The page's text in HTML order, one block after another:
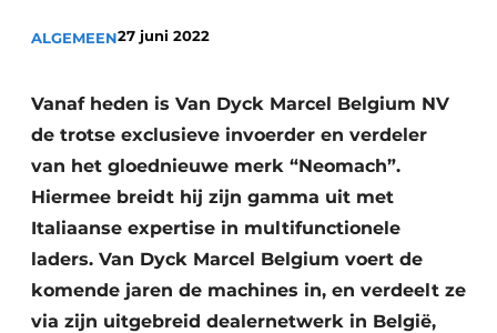
Video’s
ALGEMEEN27 juni 2022
Vanaf heden is Van Dyck Marcel Belgium NV
de trotse exclusieve invoerder en verdeler
van het gloednieuwe merk “Neomach”.
Hiermee breidt hij zijn gamma uit met
Italiaanse expertise in multifunctionele
laders. Van Dyck Marcel Belgium voert de
komende jaren de machines in, en verdeelt ze
via zijn uitgebreid dealernetwerk in België,